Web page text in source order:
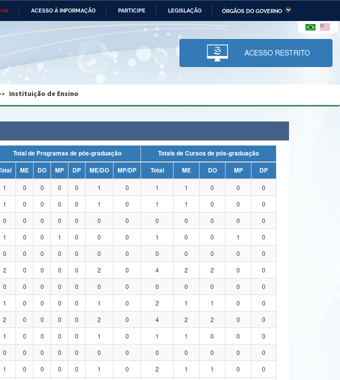
19) ACESSO À INFORMAÇÃO PARTICIPE LEGISLAÇÃO ÓRGÃOS DO GOVERNO
Ministério das Relações Ministério da Economia Ministério da Infraestrutura
Ministério da Ciência,
Tecnologia, Inovações e
Comunicações
e dos Direitos Humanos
Banco Central do Brasil Planalto
ACESSO RESTRITO
Instituição de Ensino
Total de Programas de pós-graduação
Totais de Cursos de pós-graduação
ME DO MP DP ME/DO MP/DP Total ME DO MP
DP
1 0 0 0 0 1 0 1 1 0 0
0
1 0 0 0 0 1 0 1 1 0 0
0
0 0 0 0 0 0 0 0 0 0 0
0
1 0 0 1 0 0 0 1 0 0 1
0
0 0 0 0 0 0 0 0 0 0 0
0
2 0 0 0 0 2 0 4 2 2 0
0
0 0 0 0 0 0 0 0 0 0 0
0
1 0 0 0 0 1 0 2 1 1 0
0
2 0 0 0 0 2 0 4 2 2 0
0
1 0 0 0 0 1 0 1 1 0 0
0
0 0 0 0 0 0 0 0 0 0 0
0
1 0 0 0 0 1 0 2 1 1 0
0